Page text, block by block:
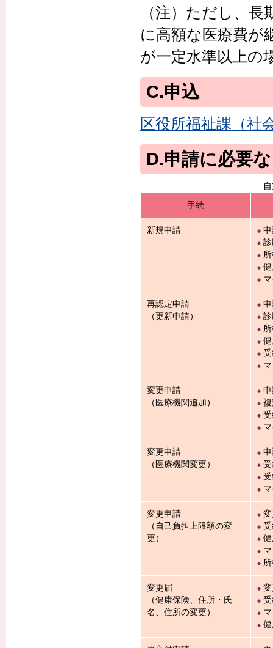
（注）ただし、
に高額な医療費が
が一定水準以上の
C.申込
区役所福祉課（社
D.申請に必要
手続
新規申請
再認定申請
（更新申請）
変更申請
（医療機関追加）
変更申請
（医療機関変更）
変更申請
（自己負担上限額の変
更）
変更届
（健康保険、住所・氏
名、住所の変更）